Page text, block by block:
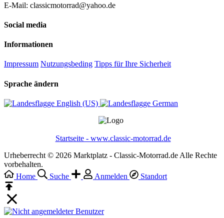
E-Mail: classicmotorrad@yahoo.de
Social media
Informationen
Impressum Nutzungsbeding Tipps für Ihre Sicherheit
Sprache ändern
English (US)‎ German‎
Startseite - www.classic-motorrad.de
Urheberrecht © 2026 Marktplatz - Classic-Motorrad.de Alle Rechte
vorbehalten.
Home
Suche Anmelden Standort